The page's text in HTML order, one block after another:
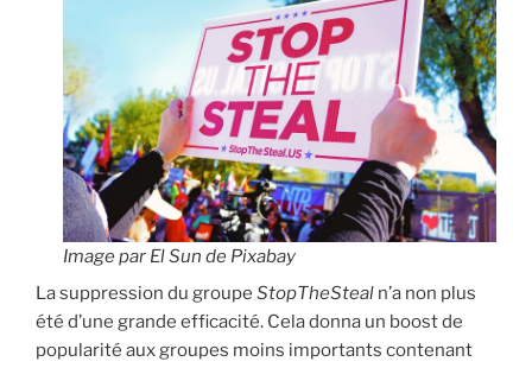
Image par El Sun de Pixabay
La suppression du groupe StopTheSteal n’a non plus
été d’une grande efficacité. Cela donna un boost de
popularité aux groupes moins importants contenant